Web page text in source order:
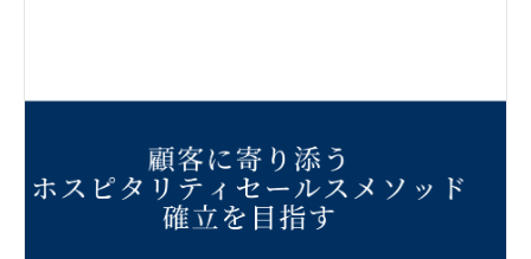
超えた後は、有料でのリストダウンロードが可能です。 ・BIZMAPSリス
MAPSトップアプローチ ダウンロードしたリストに効率的にトップアプロ
ーチ・手紙送付+電話代行サービス ・BIZMAPSフォームアプローチ ター
ゲットのリストアップから企業HPの問い合わせフォームへの文面送付ま